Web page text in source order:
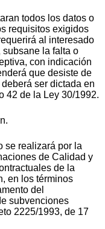
todos los datos o
requisitos exigidos
al interesado
la falta o
con indicación
que desiste de
ser dictada en
42 de la Ley 30/1992.
se realizará por la
de Calidad y
de la
en los términos
del
subvenciones
2225/1993, de 17